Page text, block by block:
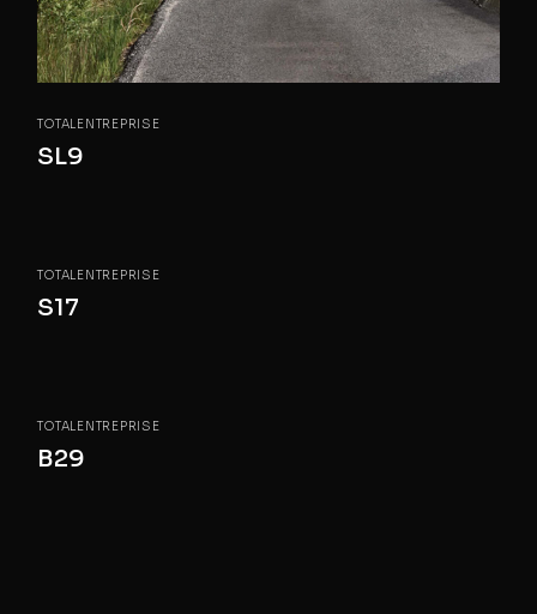
TOTALENTREPRISE
SL9
TOTALENTREPRISE
S17
TOTALENTREPRISE
B29